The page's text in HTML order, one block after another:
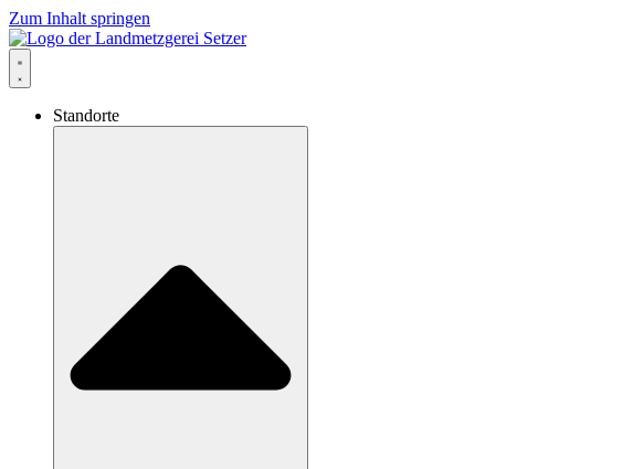
Zum Inhalt springen
Standorte